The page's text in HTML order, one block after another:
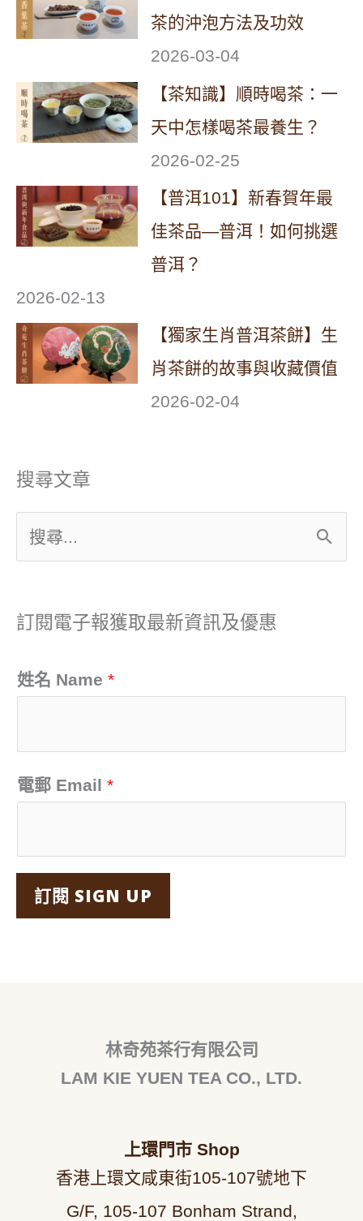
茶的沖泡方法及功效
2026-03-04
【茶知識】順時喝茶：一
天中怎樣喝茶最養生？
2026-02-25
【普洱101】新春賀年最
佳茶品—普洱！如何挑選
普洱？
2026-02-13
【獨家生肖普洱茶餅】生
肖茶餅的故事與收藏價值
2026-02-04
搜尋文章
搜
關
字
訂閱電子報獲取最新資訊及優惠
姓名 Name *
電郵 Email *
訂閱 SIGN UP
林奇苑茶行有限公司
LAM KIE YUEN TEA CO., LTD.
上環門市 Shop
香港上環文咸東街105-107號地下
G/F, 105-107 Bonham Strand,